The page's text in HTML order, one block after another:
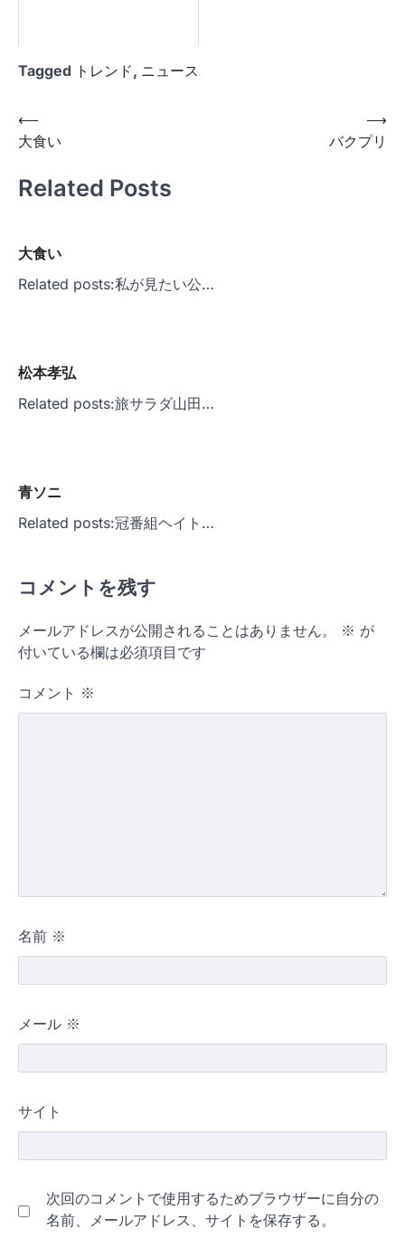
Tagged トレンド, ニュース
投
稿
ナ
ー
シ
⟵
大食い
バクプリ
⟶
Related Posts
大食い
Related posts:私が見たい公…
松本孝弘
Related posts:旅サラダ山田…
青ソニ
Related posts:冠番組ヘイト…
コメントを残す
メールアドレスが公開されることはありません。 ※ が
付いている欄は必須項目です
コメント ※
名前 ※
メール ※
サイト
次回のコメントで使用するためブラウザーに自分の
名前、メールアドレス、サイトを保存する。